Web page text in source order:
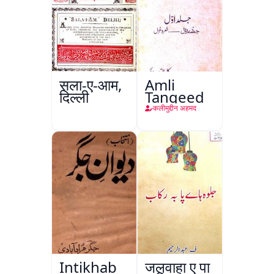
सला-ए-आम,
दिल्ली
Amli
Tanqeed
कलीमुद्दीन अहमद
Intikhab जलवाहा ए पा